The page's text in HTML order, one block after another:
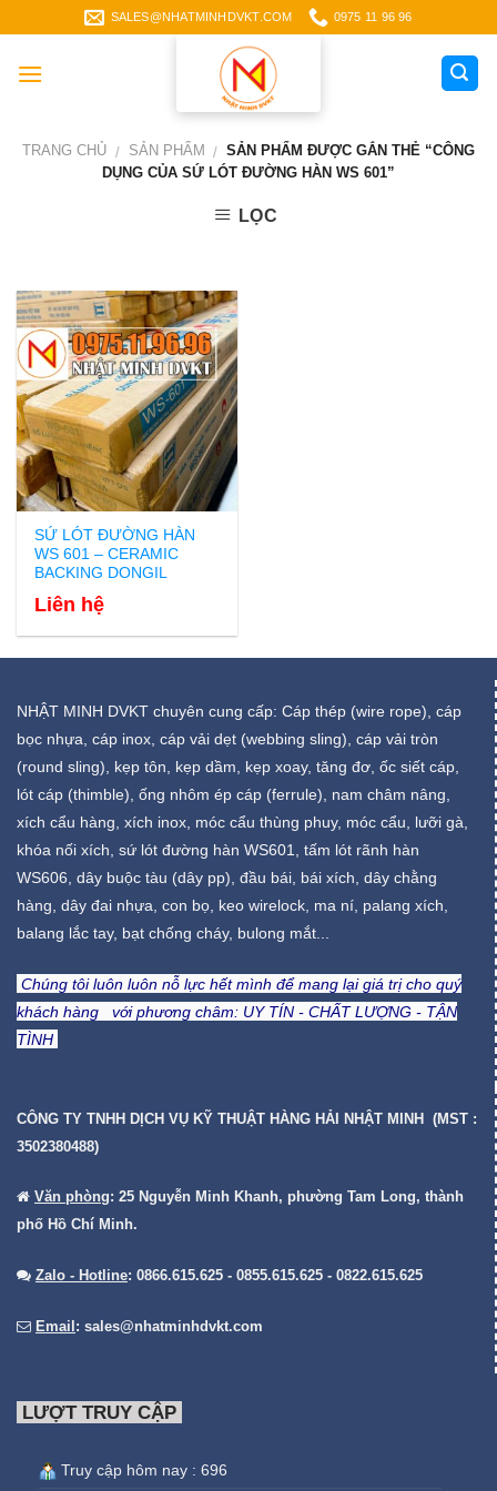
to
content
SALES@NHATMINHDVKT.COM 0975 11 96 96
TRANG CHỦ / SẢN PHẨM / SẢN PHẨM ĐƯỢC GẮN THẺ “CÔNG
DỤNG CỦA SỨ LÓT ĐƯỜNG HÀN WS 601”
LỌC
SỨ LÓT ĐƯỜNG HÀN
WS 601 – CERAMIC
BACKING DONGIL
Liên hệ
NHẬT MINH DVKT chuyên cung cấp: Cáp thép (wire rope), cáp
bọc nhựa, cáp inox, cáp vải dẹt (webbing sling), cáp vải tròn
(round sling), kẹp tôn, kẹp dầm, kẹp xoay, tăng đơ, ốc siết cáp,
lót cáp (thimble), ống nhôm ép cáp (ferrule), nam châm nâng,
xích cẩu hàng, xích inox, móc cẩu thùng phuy, móc cẩu, lưỡi gà,
khóa nối xích, sứ lót đường hàn WS601, tấm lót rãnh hàn
WS606, dây buộc tàu (dây pp), đầu bái, bái xích, dây chằng
hàng, dây đai nhựa, con bọ, keo wirelock, ma ní, palang xích,
balang lắc tay, bạt chống cháy, bulong mắt...
Chúng tôi luôn luôn nỗ lực hết mình để mang lại giá trị cho quý
khách hàng với phương châm: UY TÍN - CHẤT LƯỢNG - TẬN
TÌNH
CÔNG TY TNHH DỊCH VỤ KỸ THUẬT HÀNG HẢI NHẬT MINH (MST :
3502380488)
Văn phòng: 25 Nguyễn Minh Khanh, phường Tam Long, thành
phố Hồ Chí Minh.
Zalo - Hotline: 0866.615.625 - 0855.615.625 - 0822.615.625
Email : sales@nhatminhdvkt.com
LƯỢT TRUY CẬP
Truy cập hôm nay : 696